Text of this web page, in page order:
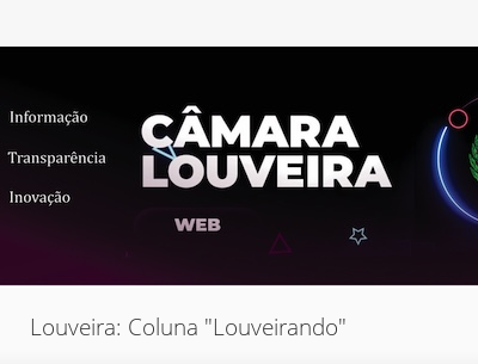
Louveira: Coluna "Louveirando"